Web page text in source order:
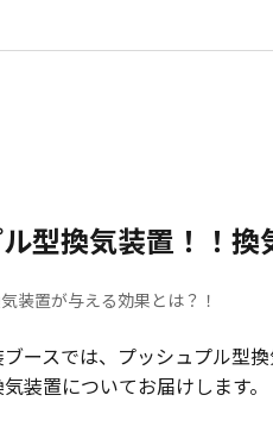
型換気装置！！換
装置が与える効果とは？！
ースでは、プッシュプル型
装置についてお届けします。